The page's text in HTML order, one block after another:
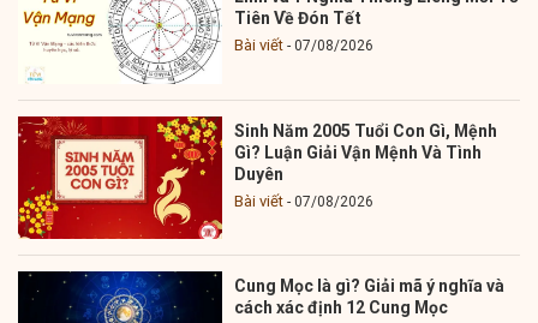
Tiên Về Đón Tết
Bài viết 07/08/2026
Sinh Năm 2005 Tuổi Con Gì, Mệnh
Gì? Luận Giải Vận Mệnh Và Tình
Duyên
Bài viết 07/08/2026
Cung Mọc là gì? Giải mã ý nghĩa và
cách xác định 12 Cung Mọc